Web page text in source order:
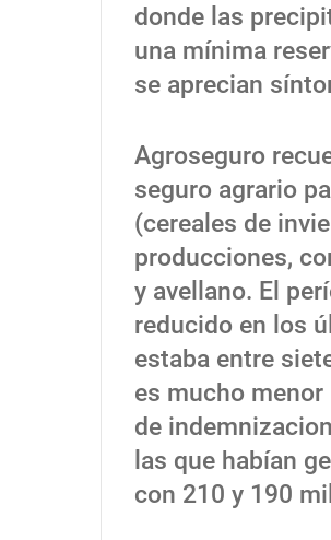
donde las
una mínima
se aprecian
Agroseguro
seguro agrario
(cereales de
producciones,
y avellano. El
reducido en los
estaba entre
es mucho
de
las que habían
con 210 y 190